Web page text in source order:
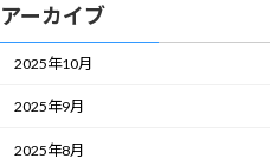
アーカイブ
2025年10月
2025年9月
2025年8月